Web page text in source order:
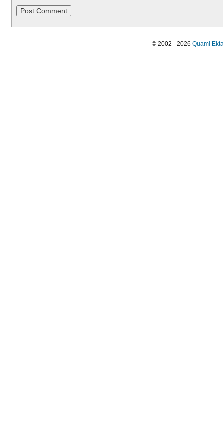
© 2002 - 2026 Quami